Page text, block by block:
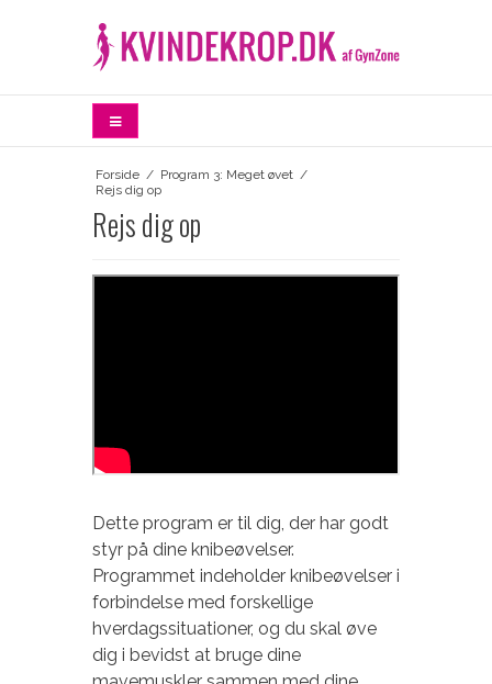
Forside / Program 3: Meget øvet /
Rejs dig op
Rejs dig op
Dette program er til dig, der har godt
styr på dine knibeøvelser.
Programmet indeholder knibeøvelser i
forbindelse med forskellige
hverdagssituationer, og du skal øve
dig i bevidst at bruge dine